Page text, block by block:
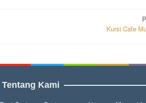
Kursi Cafe
Tentang Kami